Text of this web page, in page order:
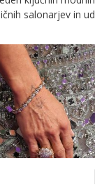
salonarjev in
tudi bolj
silhueta
vsakemu